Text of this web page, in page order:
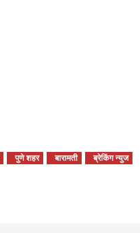
पुणे शहर बारामती
ब्रेकिंग न्युज